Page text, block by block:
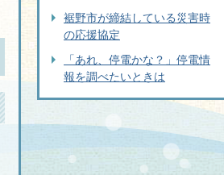
裾野市が締結している災害時
の応援協定
「あれ、停電かな？」停電情
報を調べたいときは